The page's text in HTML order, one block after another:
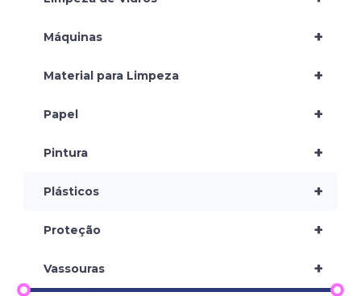
+
Máquinas
+
Material para Limpeza
+
Papel
+
Pintura
+
Plásticos
+
Proteção
+
Vassouras